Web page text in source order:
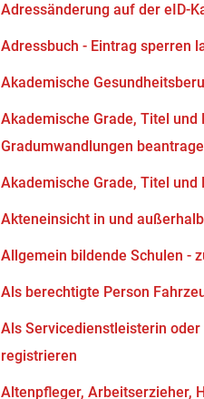
Adressänderung auf der eID-
Adressbuch - Eintrag sperren
Akademische
Akademische Grade, Titel
Gradumwandlungen
Akademische Grade, Titel
Akteneinsicht in und
Allgemein bildende Schulen -
Als berechtigte Person
Als Servicedienstleisterin
registrieren
Altenpfleger, Arbeitserzieher,